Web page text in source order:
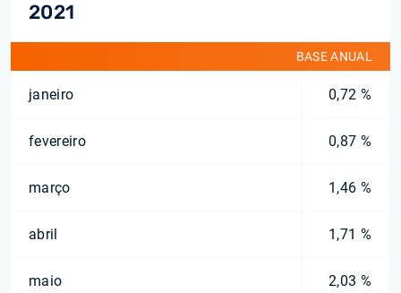
2021
BASE ANUAL
janeiro 0,72 %
fevereiro 0,87 %
março 1,46 %
abril 1,71 %
maio 2,03 %